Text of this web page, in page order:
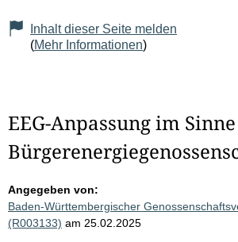
Inhalt dieser Seite melden
(Mehr Informationen)
EEG-Anpassung im
Angegeben von:
Baden-Württembergischer
(R003133) am 25.02.2025